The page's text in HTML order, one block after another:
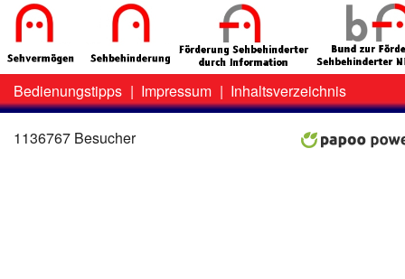
Zweit-
Menü
Bedienungstipps | Impressum | Inhaltsverzeichnis
1136767 Besucher